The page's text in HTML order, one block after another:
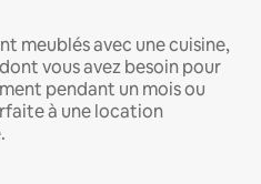
meublés avec une cuisine,
vous avez besoin pour
pendant un mois ou
à une location